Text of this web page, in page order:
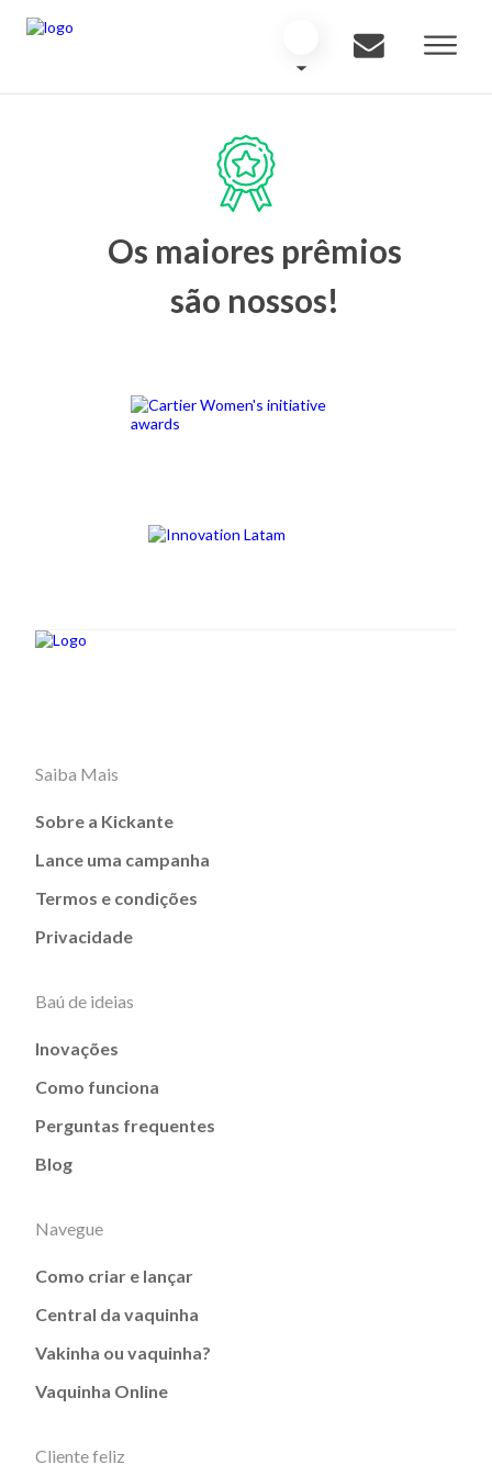
Os maiores prêmios
são nossos!
Saiba Mais
Sobre a Kickante
Lance uma campanha
Termos e condições
Privacidade
Baú de ideias
Inovações
Como funciona
Perguntas frequentes
Blog
Navegue
Como criar e lançar
Central da vaquinha
Vakinha ou vaquinha?
Vaquinha Online
Cliente feliz